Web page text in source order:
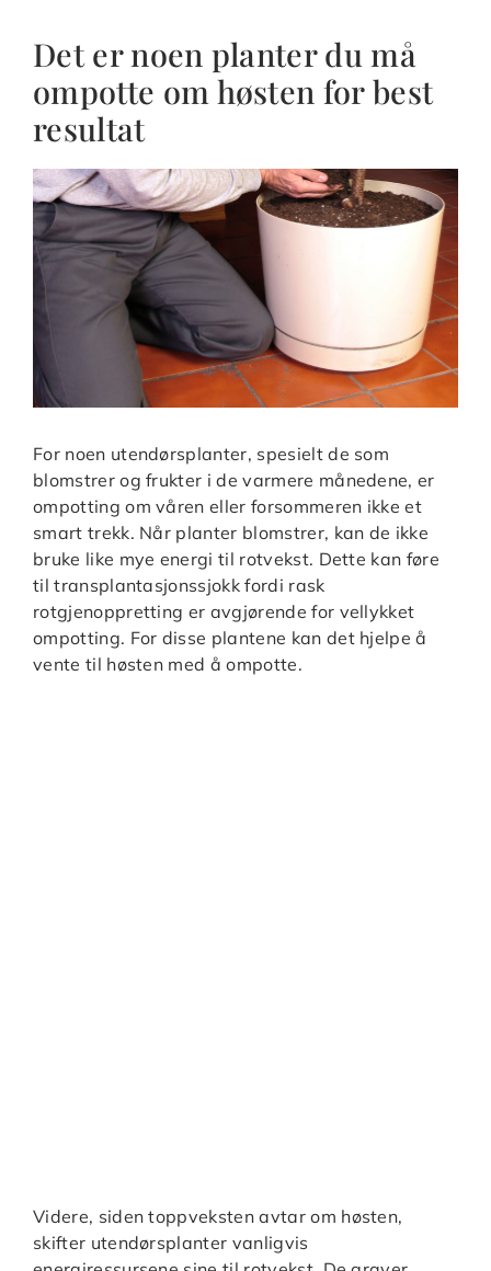
Det er noen planter du må
ompotte om høsten for best
resultat
For noen utendørsplanter, spesielt de som
blomstrer og frukter i de varmere månedene, er
ompotting om våren eller forsommeren ikke et
smart trekk. Når planter blomstrer, kan de ikke
bruke like mye energi til rotvekst. Dette kan føre
til transplantasjonssjokk fordi rask
rotgjenoppretting er avgjørende for vellykket
ompotting. For disse plantene kan det hjelpe å
vente til høsten med å ompotte.
Videre, siden toppveksten avtar om høsten,
skifter utendørsplanter vanligvis